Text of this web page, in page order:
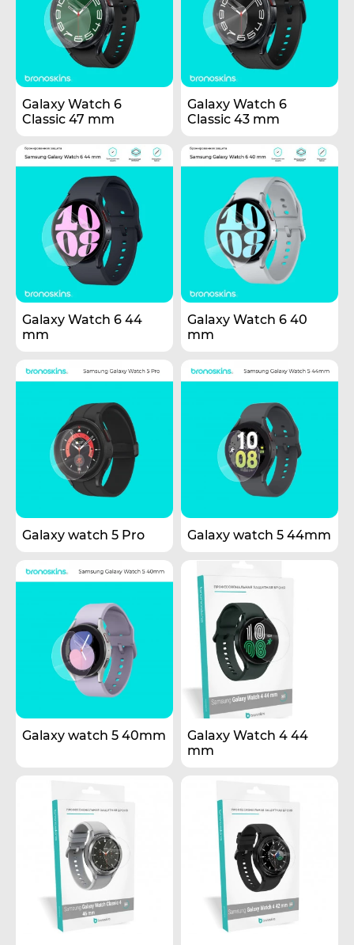
Galaxy Watch 6
Classic 47 mm
Galaxy Watch 6
Classic 43 mm
Galaxy Watch 6 44
mm
Galaxy Watch 6 40
mm
Galaxy watch 5 Pro Galaxy watch 5 44mm
Galaxy watch 5 40mm
Galaxy Watch 4 44
mm